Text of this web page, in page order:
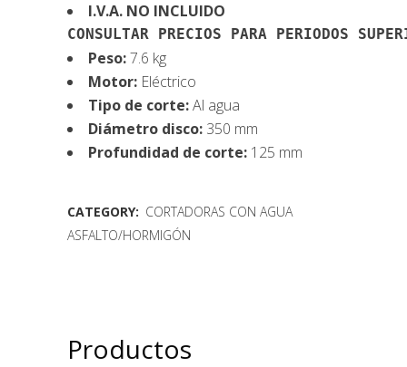
I.V.A. NO INCLUIDO
CONSULTAR PRECIOS PARA PERIODOS
Peso:7.6 kg
Motor: Eléctrico
Tipo de corte:Al agua
Diámetro disco: 350 mm
Profundidad de corte: 125 mm
CATEGORY: CORTADORAS CON AGUA
ASFALTO/HORMIGÓN
Productos